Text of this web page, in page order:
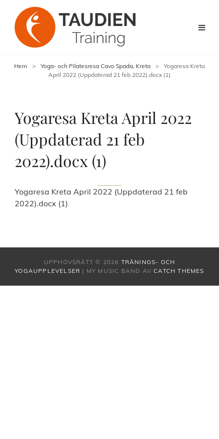
Hem > Yoga- och Pilatesresa Cavo Spada, Kreta >
Yogaresa Kreta
April 2022 (Uppdaterad 21 feb 2022).docx (1)
Yogaresa Kreta April 2022
(Uppdaterad 21 feb
2022).docx (1)
Yogaresa Kreta April 2022 (Uppdaterad 21 feb
2022).docx (1)
UPPHOVSRÄTT © 2026 TRÄNINGS- OCH
YOGAUPPLEVELSER | MY MUSIC BAND AVCATCH THEMES